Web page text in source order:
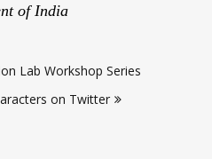
of India
Lab Workshop Series
on Twitter